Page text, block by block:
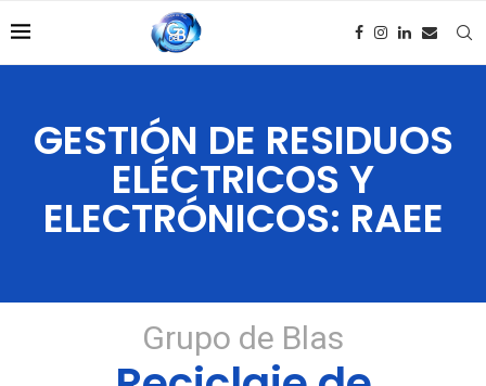
GESTIÓN DE RESIDUOS
ELÉCTRICOS Y
ELECTRÓNICOS: RAEE
Grupo de Blas